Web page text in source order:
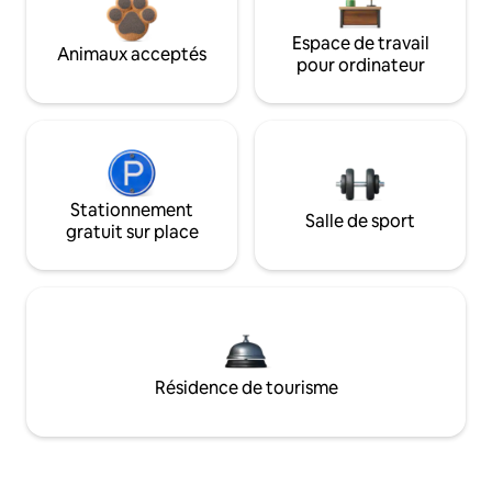
Animaux acceptés
Espace de travail
pour ordinateur
Stationnement
gratuit sur place
Salle de sport
Résidence de tourisme